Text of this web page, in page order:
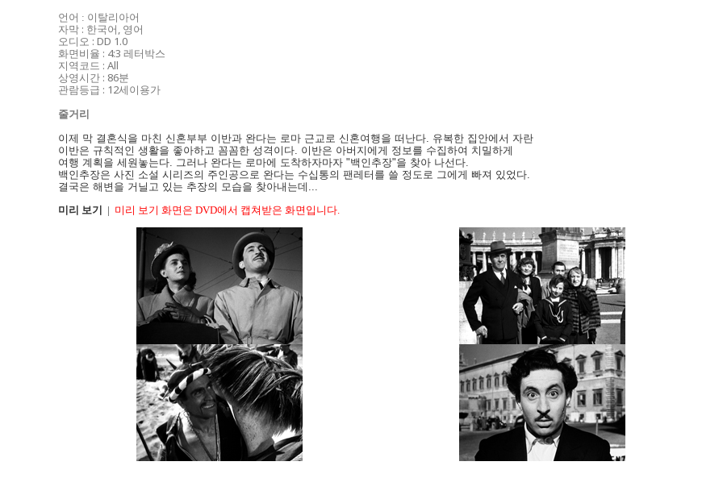
언어 : 이탈리아어
자막 : 한국어, 영어
오디오 : DD 1.0
화면비율 : 4:3 레터박스
지역코드 : All
상영시간 : 86분
관람등급 : 12세이용가
줄거리
이제 막 결혼식을 마친 신혼부부 이반과 완다는 로마 근교로 신혼여행을 떠난다. 유복한 집안에서 자란
이반은 규칙적인 생활을 좋아하고 꼼꼼한 성격이다. 이반은 아버지에게 정보를 수집하여 치밀하게
여행 계획을 세원놓는다. 그러나 완다는 로마에 도착하자마자 "백인추장"을 찾아 나선다.
백인추장은 사진 소설 시리즈의 주인공으로 완다는 수십통의 팬레터를 쓸 정도로 그에게 빠져 있었다.
결국은 해변을 거닐고 있는 추장의 모습을 찾아내는데...
미리 보기 | 미리 보기 화면은 DVD에서 캡쳐받은 화면입니다.